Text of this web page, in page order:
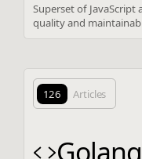
Superset of
quality and
126 Articles